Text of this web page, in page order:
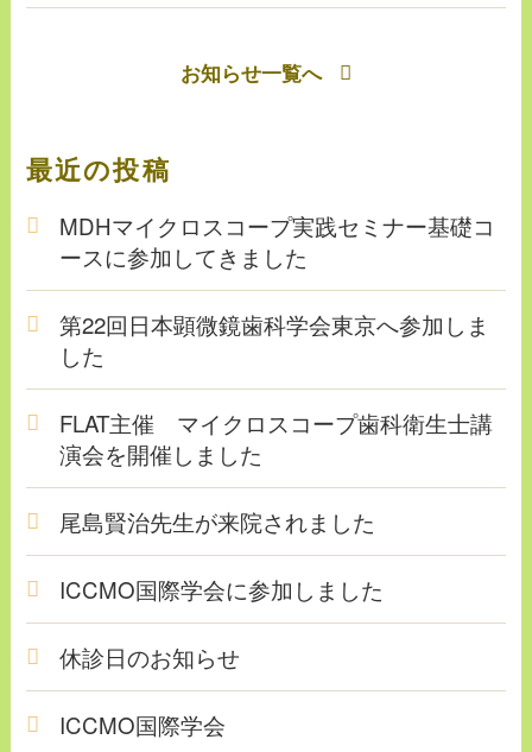
お知らせ一覧へ
最近の投稿
MDHマイクロスコープ実践セミナー基礎コ
ースに参加してきました
第22回日本顕微鏡歯科学会東京へ参加しま
した
FLAT主催 マイクロスコープ歯科衛生士講
演会を開催しました
尾島賢治先生が来院されました
ICCMO国際学会に参加しました
休診日のお知らせ
ICCMO国際学会